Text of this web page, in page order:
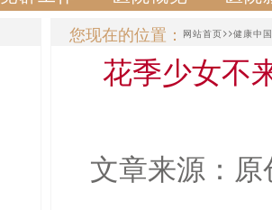
您现在的位置： 网站首页>>健康中国
花季少女不
文章来源：原